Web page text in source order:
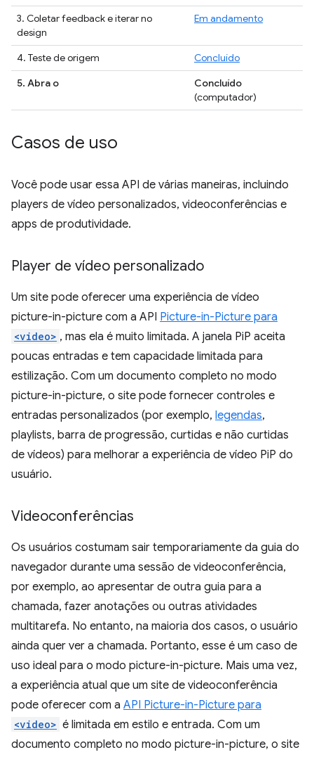
3. Coletar feedback e iterar no
design
Em andamento
4. Teste de origem
Concluído
5. Abra o
Concluído
(computador)
Casos de uso
Você pode usar essa API de várias maneiras, incluindo
players de vídeo personalizados, videoconferências e
apps de produtividade.
Player de vídeo personalizado
Um site pode oferecer uma experiência de vídeo
picture-in-picture com a API Picture-in-Picture para
<video> , mas ela é muito limitada. A janela PiP aceita
poucas entradas e tem capacidade limitada para
estilização. Com um documento completo no modo
picture-in-picture, o site pode fornecer controles e
entradas personalizados (por exemplo, legendas,
playlists, barra de progressão, curtidas e não curtidas
de vídeos) para melhorar a experiência de vídeo PiP do
usuário.
Videoconferências
Os usuários costumam sair temporariamente da guia do
navegador durante uma sessão de videoconferência,
por exemplo, ao apresentar de outra guia para a
chamada, fazer anotações ou outras atividades
multitarefa. No entanto, na maioria dos casos, o usuário
ainda quer ver a chamada. Portanto, esse é um caso de
uso ideal para o modo picture-in-picture. Mais uma vez,
a experiência atual que um site de videoconferência
pode oferecer com a API Picture-in-Picture para
<video> é limitada em estilo e entrada. Com um
documento completo no modo picture-in-picture, o site